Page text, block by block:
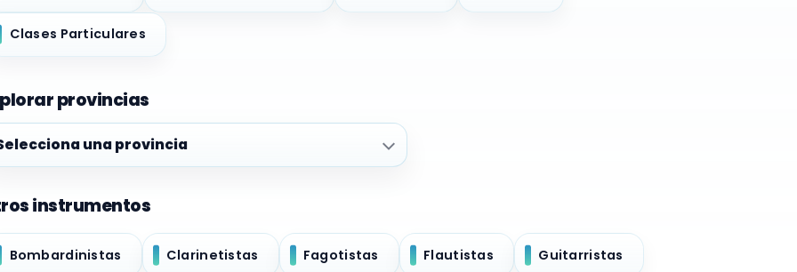
Clases Particulares
provincias
provincias
instrumentos
Bombardinistas Clarinetistas Fagotistas Flautistas Guitarristas